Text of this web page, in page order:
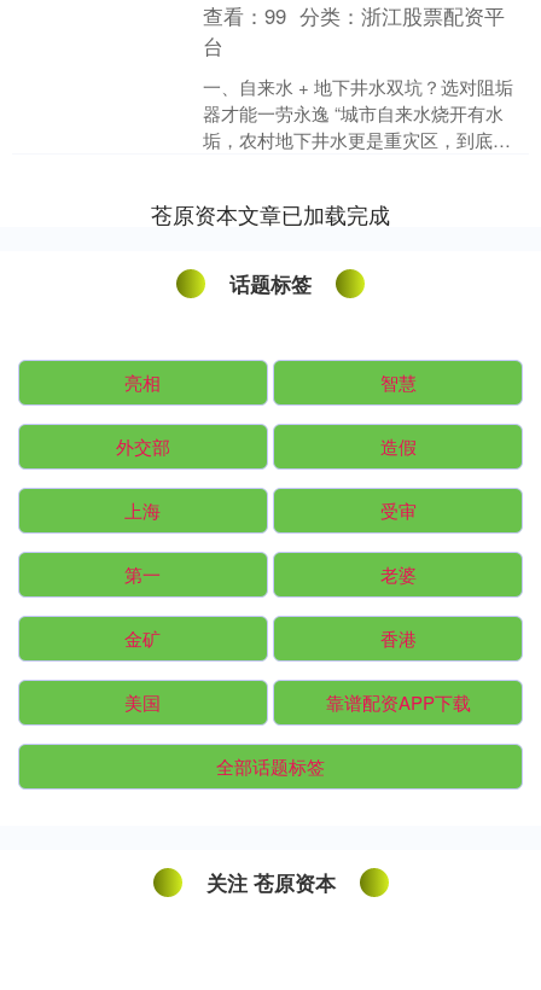
查看：99 分类：浙江股票配资平
台
一、自来水 + 地下井水双坑？选对阻垢
器才能一劳永逸 “城市自来水烧开有水
垢，农村地下井水更是重灾区，到底该
苍原资本文章已加载完成
话题标签
亮相 智慧
外交部 造假
上海 受审
第一 老婆
金矿 香港
美国 靠谱配资APP下载
全部话题标签
关注 苍原资本